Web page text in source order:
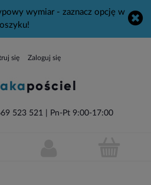
wymiar - zaznacz opcję w
się Zaloguj się
523 521 | Pn-Pt 9:00-17:00